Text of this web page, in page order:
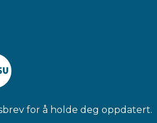
for å holde deg oppdatert.